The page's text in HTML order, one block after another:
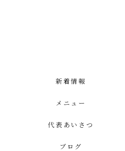
新着情報
メニュー
代表あいさつ
ブログ